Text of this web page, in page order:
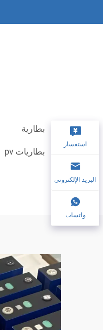
بطارية
بطاريات pv
استفسار
البريد الإلكتروني
واتساب